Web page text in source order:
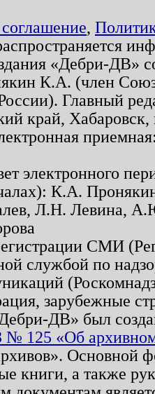
,
«Дебри-ДВ»
К.А. (член
Главный
край,
электронного
К.А.
Л.Н. Левина,
СМИ
службой по
зарубежные
ДВ» был
125 «Об
Основной
книги, а также